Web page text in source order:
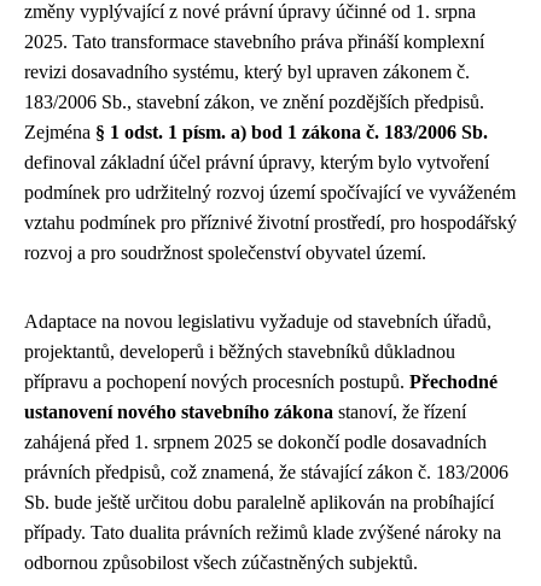
změny vyplývající z nové právní úpravy účinné od 1. srpna
2025. Tato transformace stavebního práva přináší komplexní
revizi dosavadního systému, který byl upraven zákonem č.
183/2006 Sb., stavební zákon, ve znění pozdějších předpisů.
Zejména § 1 odst. 1 písm. a) bod 1 zákona č. 183/2006 Sb.
definoval základní účel právní úpravy, kterým bylo vytvoření
podmínek pro udržitelný rozvoj území spočívající ve vyváženém
vztahu podmínek pro příznivé životní prostředí, pro hospodářský
rozvoj a pro soudržnost společenství obyvatel území.
Adaptace na novou legislativu vyžaduje od stavebních úřadů,
projektantů, developerů i běžných stavebníků důkladnou
přípravu a pochopení nových procesních postupů. Přechodné
ustanovení nového stavebního zákona stanoví, že řízení
zahájená před 1. srpnem 2025 se dokončí podle dosavadních
právních předpisů, což znamená, že stávající zákon č. 183/2006
Sb. bude ještě určitou dobu paralelně aplikován na probíhající
případy. Tato dualita právních režimů klade zvýšené nároky na
odbornou způsobilost všech zúčastněných subjektů.